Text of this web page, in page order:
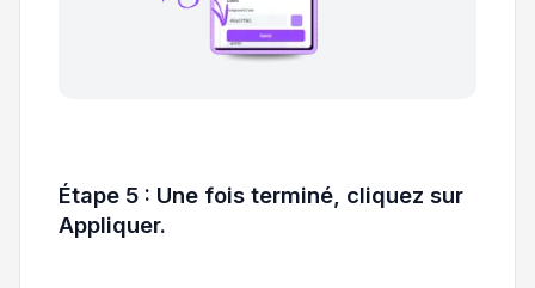
Étape 5 : Une fois terminé, cliquez sur
Appliquer.